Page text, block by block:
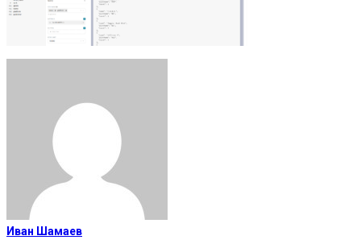
Иван Шамаев